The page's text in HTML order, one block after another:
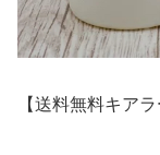
【送料無料キア